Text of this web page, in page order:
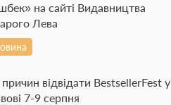
на сайті Видавництва
Лева
відвідати BestsellerFest у
7-9 серпня